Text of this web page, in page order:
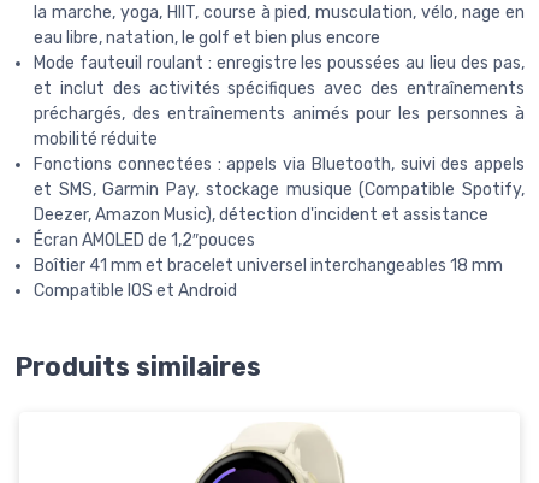
la marche, yoga, HIIT, course à pied, musculation, vélo, nage en
eau libre, natation, le golf et bien plus encore
Mode fauteuil roulant : enregistre les poussées au lieu des pas,
et inclut des activités spécifiques avec des entraînements
préchargés, des entraînements animés pour les personnes à
mobilité réduite
Fonctions connectées : appels via Bluetooth, suivi des appels
et SMS, Garmin Pay, stockage musique (Compatible Spotify,
Deezer, Amazon Music), détection d'incident et assistance
Écran AMOLED de 1,2″pouces
Boîtier 41 mm et bracelet universel interchangeables 18 mm
Compatible IOS et Android
Produits similaires